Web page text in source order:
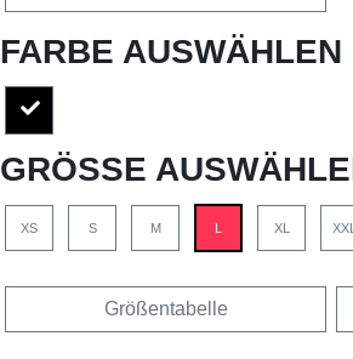
FARBE AUSWÄHLEN
GRÖSSE AUSWÄHLEN
XS S M L XL XXL
Größentabelle